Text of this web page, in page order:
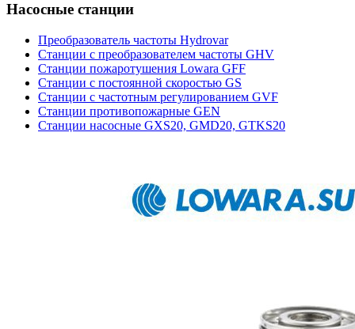
Насосные станции
Преобразователь частоты Hydrovar
Станции с преобразователем частоты GHV
Станции пожаротушения Lowara GFF
Станции с постоянной скоростью GS
Станции с частотным регулированием GVF
Станции противопожарные GEN
Станции насосные GXS20, GMD20, GTKS20